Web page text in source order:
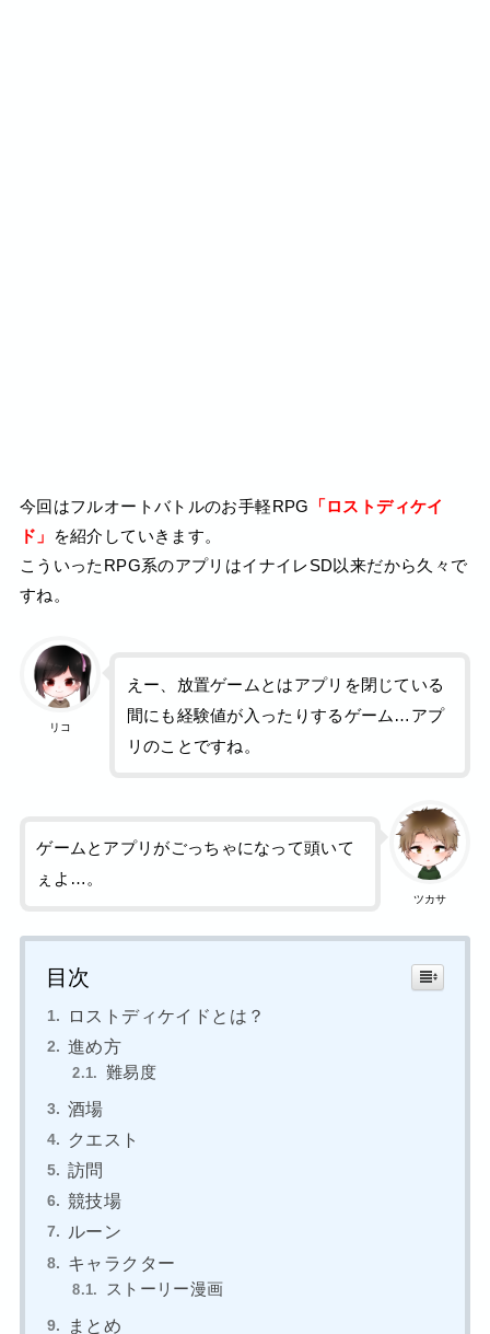
今回はフルオートバトルのお手軽RPG 「ロストディケイ
ド」
を紹介していきます。
こういったRPG系のアプリはイナイレSD以来だから久々で
すね。
リコ
えー、放置ゲームとはアプリを閉じている
間にも経験値が入ったりするゲーム…アプ
リのことですね。
ツカサ
ゲームとアプリがごっちゃになって頭いて
ぇよ…。
目次
ロストディケイドとは？
進め方
難易度
酒場
クエスト
訪問
競技場
ルーン
キャラクター
ストーリー漫画
まとめ